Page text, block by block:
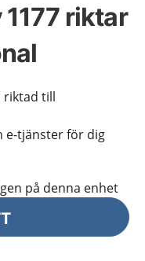
1177 riktar
riktad till
e-tjänster för dig
på denna enhet